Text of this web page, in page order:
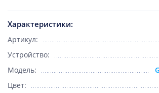
Характеристики:
Артикул:
Устройство:
Модель:
Цвет: